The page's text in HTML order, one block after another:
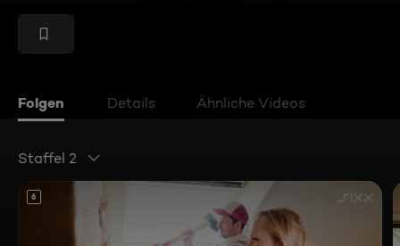
Folgen Details Ähnliche Videos
Staffel 2
6